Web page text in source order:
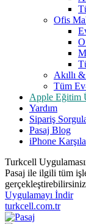
Ofis
Akıllı
Tüm
Apple Eğitim
Yardım
Sipariş
Pasaj Blog
iPhone
Turkcell
Pasaj ile ilgili tüm
Uygulamayı İndir
turkcell.com.tr